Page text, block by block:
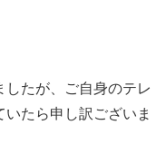
たが、ご自身のテレ
たら申し訳ございま